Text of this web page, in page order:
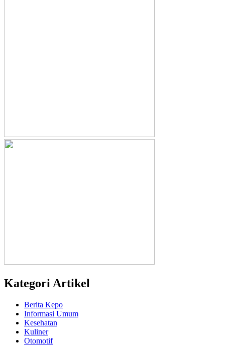
Kategori Artikel
Berita Kepo
Informasi Umum
Kesehatan
Kuliner
Otomotif